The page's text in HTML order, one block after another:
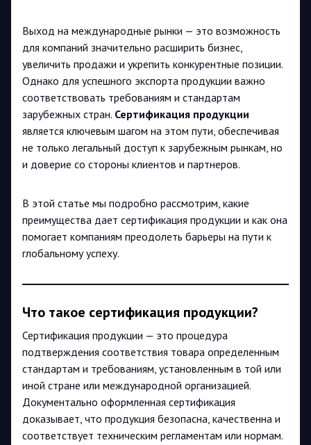
Выход на международные рынки — это возможность
для компаний значительно расширить бизнес,
увеличить продажи и укрепить конкурентные позиции.
Однако для успешного экспорта продукции важно
соответствовать требованиям и стандартам
зарубежных стран. Сертификация продукции
является ключевым шагом на этом пути, обеспечивая
не только легальный доступ к зарубежным рынкам, но
и доверие со стороны клиентов и партнеров.
В этой статье мы подробно рассмотрим, какие
преимущества дает сертификация продукции и как она
помогает компаниям преодолеть барьеры на пути к
глобальному успеху.
Что такое сертификация продукции?
Сертификация продукции — это процедура
подтверждения соответствия товара определенным
стандартам и требованиям, установленным в той или
иной стране или международной организацией.
Документально оформленная сертификация
доказывает, что продукция безопасна, качественна и
соответствует техническим регламентам или нормам.